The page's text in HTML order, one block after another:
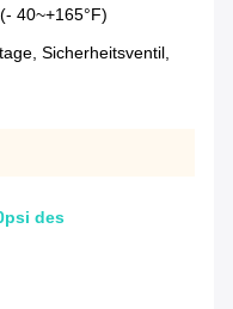
40~+165°F)
Sicherheitsventil,
des